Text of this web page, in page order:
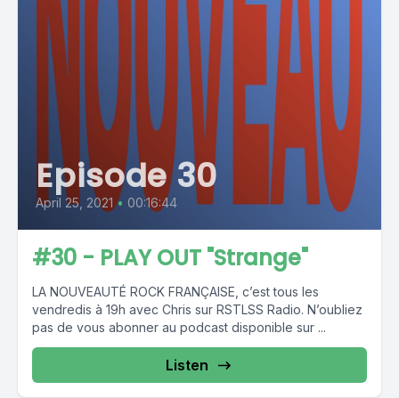
Episode 30
April 25, 2021 • 00:16:44
#30 - PLAY OUT "Strange"
LA NOUVEAUTÉ ROCK FRANÇAISE, c’est tous les
vendredis à 19h avec Chris sur RSTLSS Radio. N’oubliez
pas de vous abonner au podcast disponible sur ...
Listen